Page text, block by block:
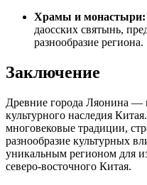
Храмы и монастыри:
даосских святынь,
разнообразие региона.
Заключение
Древние города Ляонина —
культурного наследия
многовековые традиции,
разнообразие культурных
уникальным регионом для
северо-восточного Китая.